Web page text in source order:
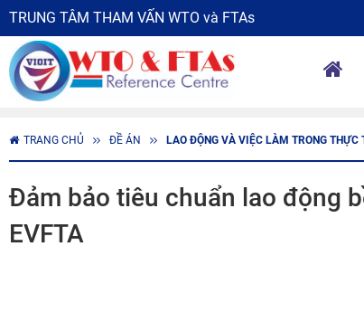
TRUNG TÂM THAM VẤN WTO và FTAs
TRANG CHỦ ĐỀ ÁN LAO ĐỘNG VÀ VIỆC LÀM TRONG THỰC
Đảm bảo tiêu chuẩn lao động
EVFTA